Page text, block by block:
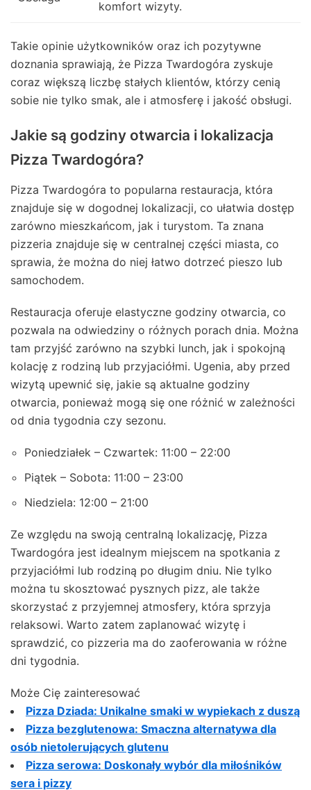
komfort wizyty.
Takie opinie użytkowników oraz ich pozytywne
doznania sprawiają, że Pizza Twardogóra zyskuje
coraz większą liczbę stałych klientów, którzy cenią
sobie nie tylko smak, ale i atmosferę i jakość obsługi.
Jakie są godziny otwarcia i lokalizacja
Pizza Twardogóra?
Pizza Twardogóra to popularna restauracja, która
znajduje się w dogodnej lokalizacji, co ułatwia dostęp
zarówno mieszkańcom, jak i turystom. Ta znana
pizzeria znajduje się w centralnej części miasta, co
sprawia, że można do niej łatwo dotrzeć pieszo lub
samochodem.
Restauracja oferuje elastyczne godziny otwarcia, co
pozwala na odwiedziny o różnych porach dnia. Można
tam przyjść zarówno na szybki lunch, jak i spokojną
kolację z rodziną lub przyjaciółmi. Ugenia, aby przed
wizytą upewnić się, jakie są aktualne godziny
otwarcia, ponieważ mogą się one różnić w zależności
od dnia tygodnia czy sezonu.
Poniedziałek – Czwartek: 11:00 – 22:00
Piątek – Sobota: 11:00 – 23:00
Niedziela: 12:00 – 21:00
Ze względu na swoją centralną lokalizację, Pizza
Twardogóra jest idealnym miejscem na spotkania z
przyjaciółmi lub rodziną po długim dniu. Nie tylko
można tu skosztować pysznych pizz, ale także
skorzystać z przyjemnej atmosfery, która sprzyja
relaksowi. Warto zatem zaplanować wizytę i
sprawdzić, co pizzeria ma do zaoferowania w różne
dni tygodnia.
Może Cię zainteresować
Pizza Dziada: Unikalne smaki w wypiekach z duszą
Pizza bezglutenowa: Smaczna alternatywa dla
osób nietolerujących glutenu
Pizza serowa: Doskonały wybór dla miłośników
sera i pizzy